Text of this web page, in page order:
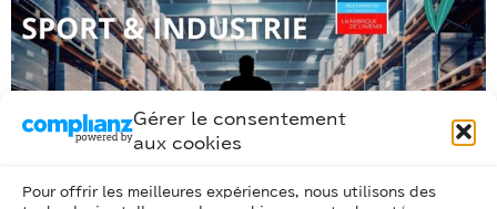
Gérer le consentement
aux cookies
Pour offrir les meilleures expériences, nous utilisons des